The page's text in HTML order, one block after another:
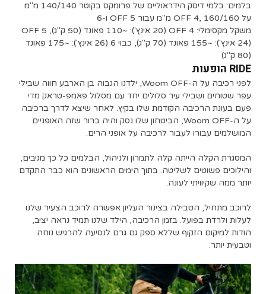
בלמים: בלמי דיסק הידראוליים של פרומקס בקוטר 140/140 מ"מ
על OFF 4, 160/160 מ"מ עבור OFF 5 ו-6
משקל מקסימלי: OFF 4 (20 אינץ'): ~110 פאונד (50 ק"ג), OFF 5
(24 אינץ'): ~155 פאונד (70 ק"ג), כבוי 6 (26 אינץ'): ~175 פאונד
(80 ק"ג)
RIDE הופעות
לפני רכיבה על ה-Woom OFF, ילדנו הגבוה בן הארבע חווה שבילי
עפר שטוחים ושבילי עיר סלולים יחד עם מסלול פאמפ-טראק מדי
פעם בעונת הרכיבה הקודמת שלו בקיץ. לאחר שיצא לדרך ברכיבה
על ה-Woom OFF, הביטחון שלו נסק והיה ברור שזה האופניים
המושלמים עבורו לעבור לרכיבה על אופני הרים.
המסגרת הקלה הייתה קלה לתמרון ולניהול, הבלמים כל כך מגיבים,
והילוכים פשוטים לשליטה. בתוך הימים הראשונים הוא כבר התקדם
יותר ממה שקיוויתי לעונה.
לרוכב מתחיל, הטבילה בצינור העליון אפשרה לרוכב הצעיר שלנו
לעלות ולרדת בפועל. בזמן הרכיבה, הילד שלנו תמיד נראה יציב,
הודות למיקום הזקוף שללא ספק גם גרם לנסיעה להרגיש נוחה
וטבעית יותר.